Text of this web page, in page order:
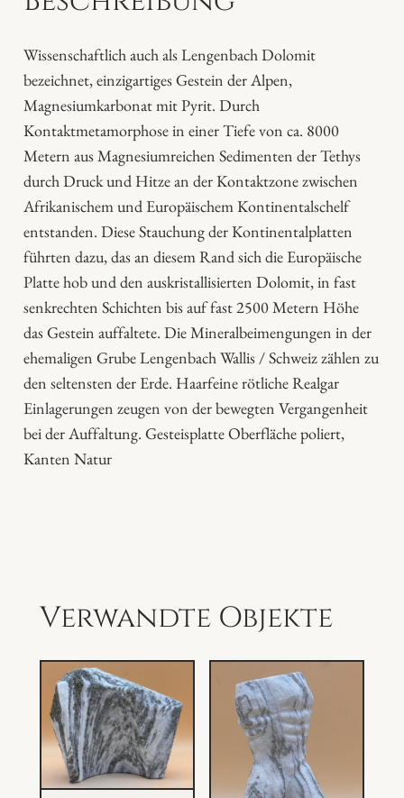
d
m
a
r
m
o
l
a
M
e
n
g
Wissenschaftlich auch als Lengenbach Dolomit
bezeichnet, einzigartiges Gestein der Alpen,
Magnesiumkarbonat mit Pyrit. Durch
Kontaktmetamorphose in einer Tiefe von ca. 8000
Metern aus Magnesiumreichen Sedimenten der Tethys
durch Druck und Hitze an der Kontaktzone zwischen
Afrikanischem und Europäischem Kontinentalschelf
entstanden. Diese Stauchung der Kontinentalplatten
führten dazu, das an diesem Rand sich die Europäische
Platte hob und den auskristallisierten Dolomit, in fast
senkrechten Schichten bis auf fast 2500 Metern Höhe
das Gestein auffaltete. Die Mineralbeimengungen in der
ehemaligen Grube Lengenbach Wallis / Schweiz zählen zu
den seltensten der Erde. Haarfeine rötliche Realgar
Einlagerungen zeugen von der bewegten Vergangenheit
bei der Auffaltung. Gesteisplatte Oberfläche poliert,
Kanten Natur
Verwandte Objekte